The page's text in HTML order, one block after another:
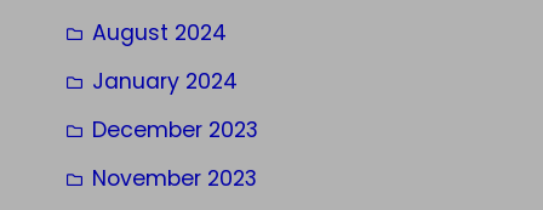
August 2024
January 2024
December 2023
November 2023